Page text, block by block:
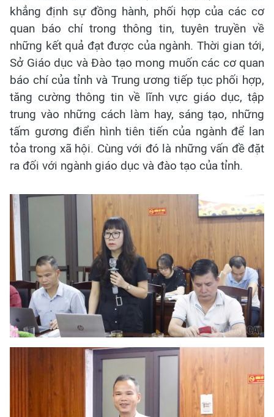
khẳng định sự đồng hành, phối hợp của các cơ
quan báo chí trong thông tin, tuyên truyền về
những kết quả đạt được của ngành. Thời gian tới,
Sở Giáo dục và Đào tạo mong muốn các cơ quan
báo chí của tỉnh và Trung ương tiếp tục phối hợp,
tăng cường thông tin về lĩnh vực giáo dục, tập
trung vào những cách làm hay, sáng tạo, những
tấm gương điển hình tiên tiến của ngành để lan
tỏa trong xã hội. Cùng với đó là những vấn đề đặt
ra đối với ngành giáo dục và đào tạo của tỉnh.